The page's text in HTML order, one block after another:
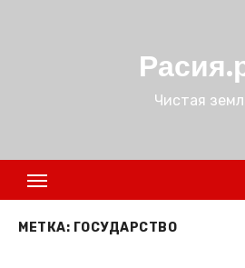
Чистая
МЕТКА: ГОСУДАРСТВО